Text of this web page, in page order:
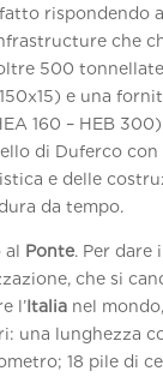
rispondendo
che
500
e una
160 – HEB
di Duferco con
e delle
da tempo.
al Ponte. Per dare
che si
l’Italia nel
una lunghezza
18 pile di